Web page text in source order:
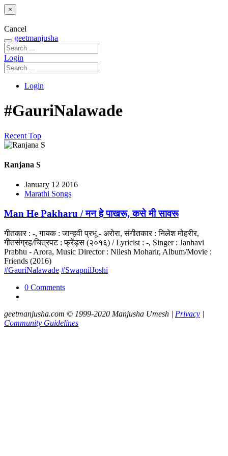
×
Cancel
geetmanjusha
Login
Login
#GauriNalawade
Recent Top
Ranjana S
January 12 2016
Marathi Songs
Man He Pakharu / मन हे पाखरू, कसे मी सावरू
गीतकार : -, गायक : जान्हवी प्रभू - अरोरा, संगीतकार : निलेश मोहरीर,
गीतसंग्रह/चित्रपट : फ्रेंड्स (२०१६) / Lyricist : -, Singer : Janhavi
Prabhu - Arora, Music Director : Nilesh Moharir, Album/Movie :
Friends (2016)
#GauriNalawade #SwapnilJoshi
0 Comments
geetmanjusha.com © 1999-2020 Manjusha Umesh | Privacy |
Community Guidelines